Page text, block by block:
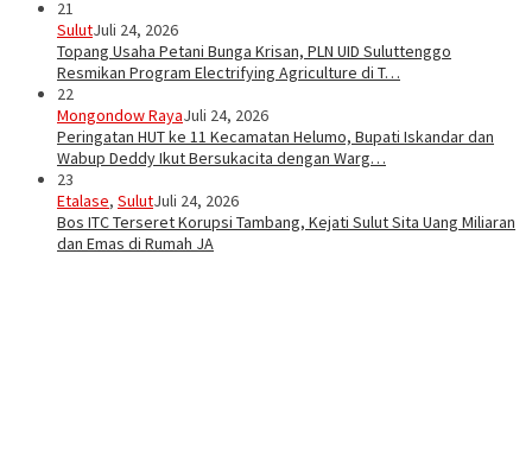
21
SulutJuli 24, 2026
Topang Usaha Petani Bunga Krisan, PLN UID Suluttenggo
Resmikan Program Electrifying Agriculture di T…
22
Mongondow RayaJuli 24, 2026
Peringatan HUT ke 11 Kecamatan Helumo, Bupati Iskandar dan
Wabup Deddy Ikut Bersukacita dengan Warg…
23
Etalase, SulutJuli 24, 2026
Bos ITC Terseret Korupsi Tambang, Kejati Sulut Sita Uang Miliaran
dan Emas di Rumah JA